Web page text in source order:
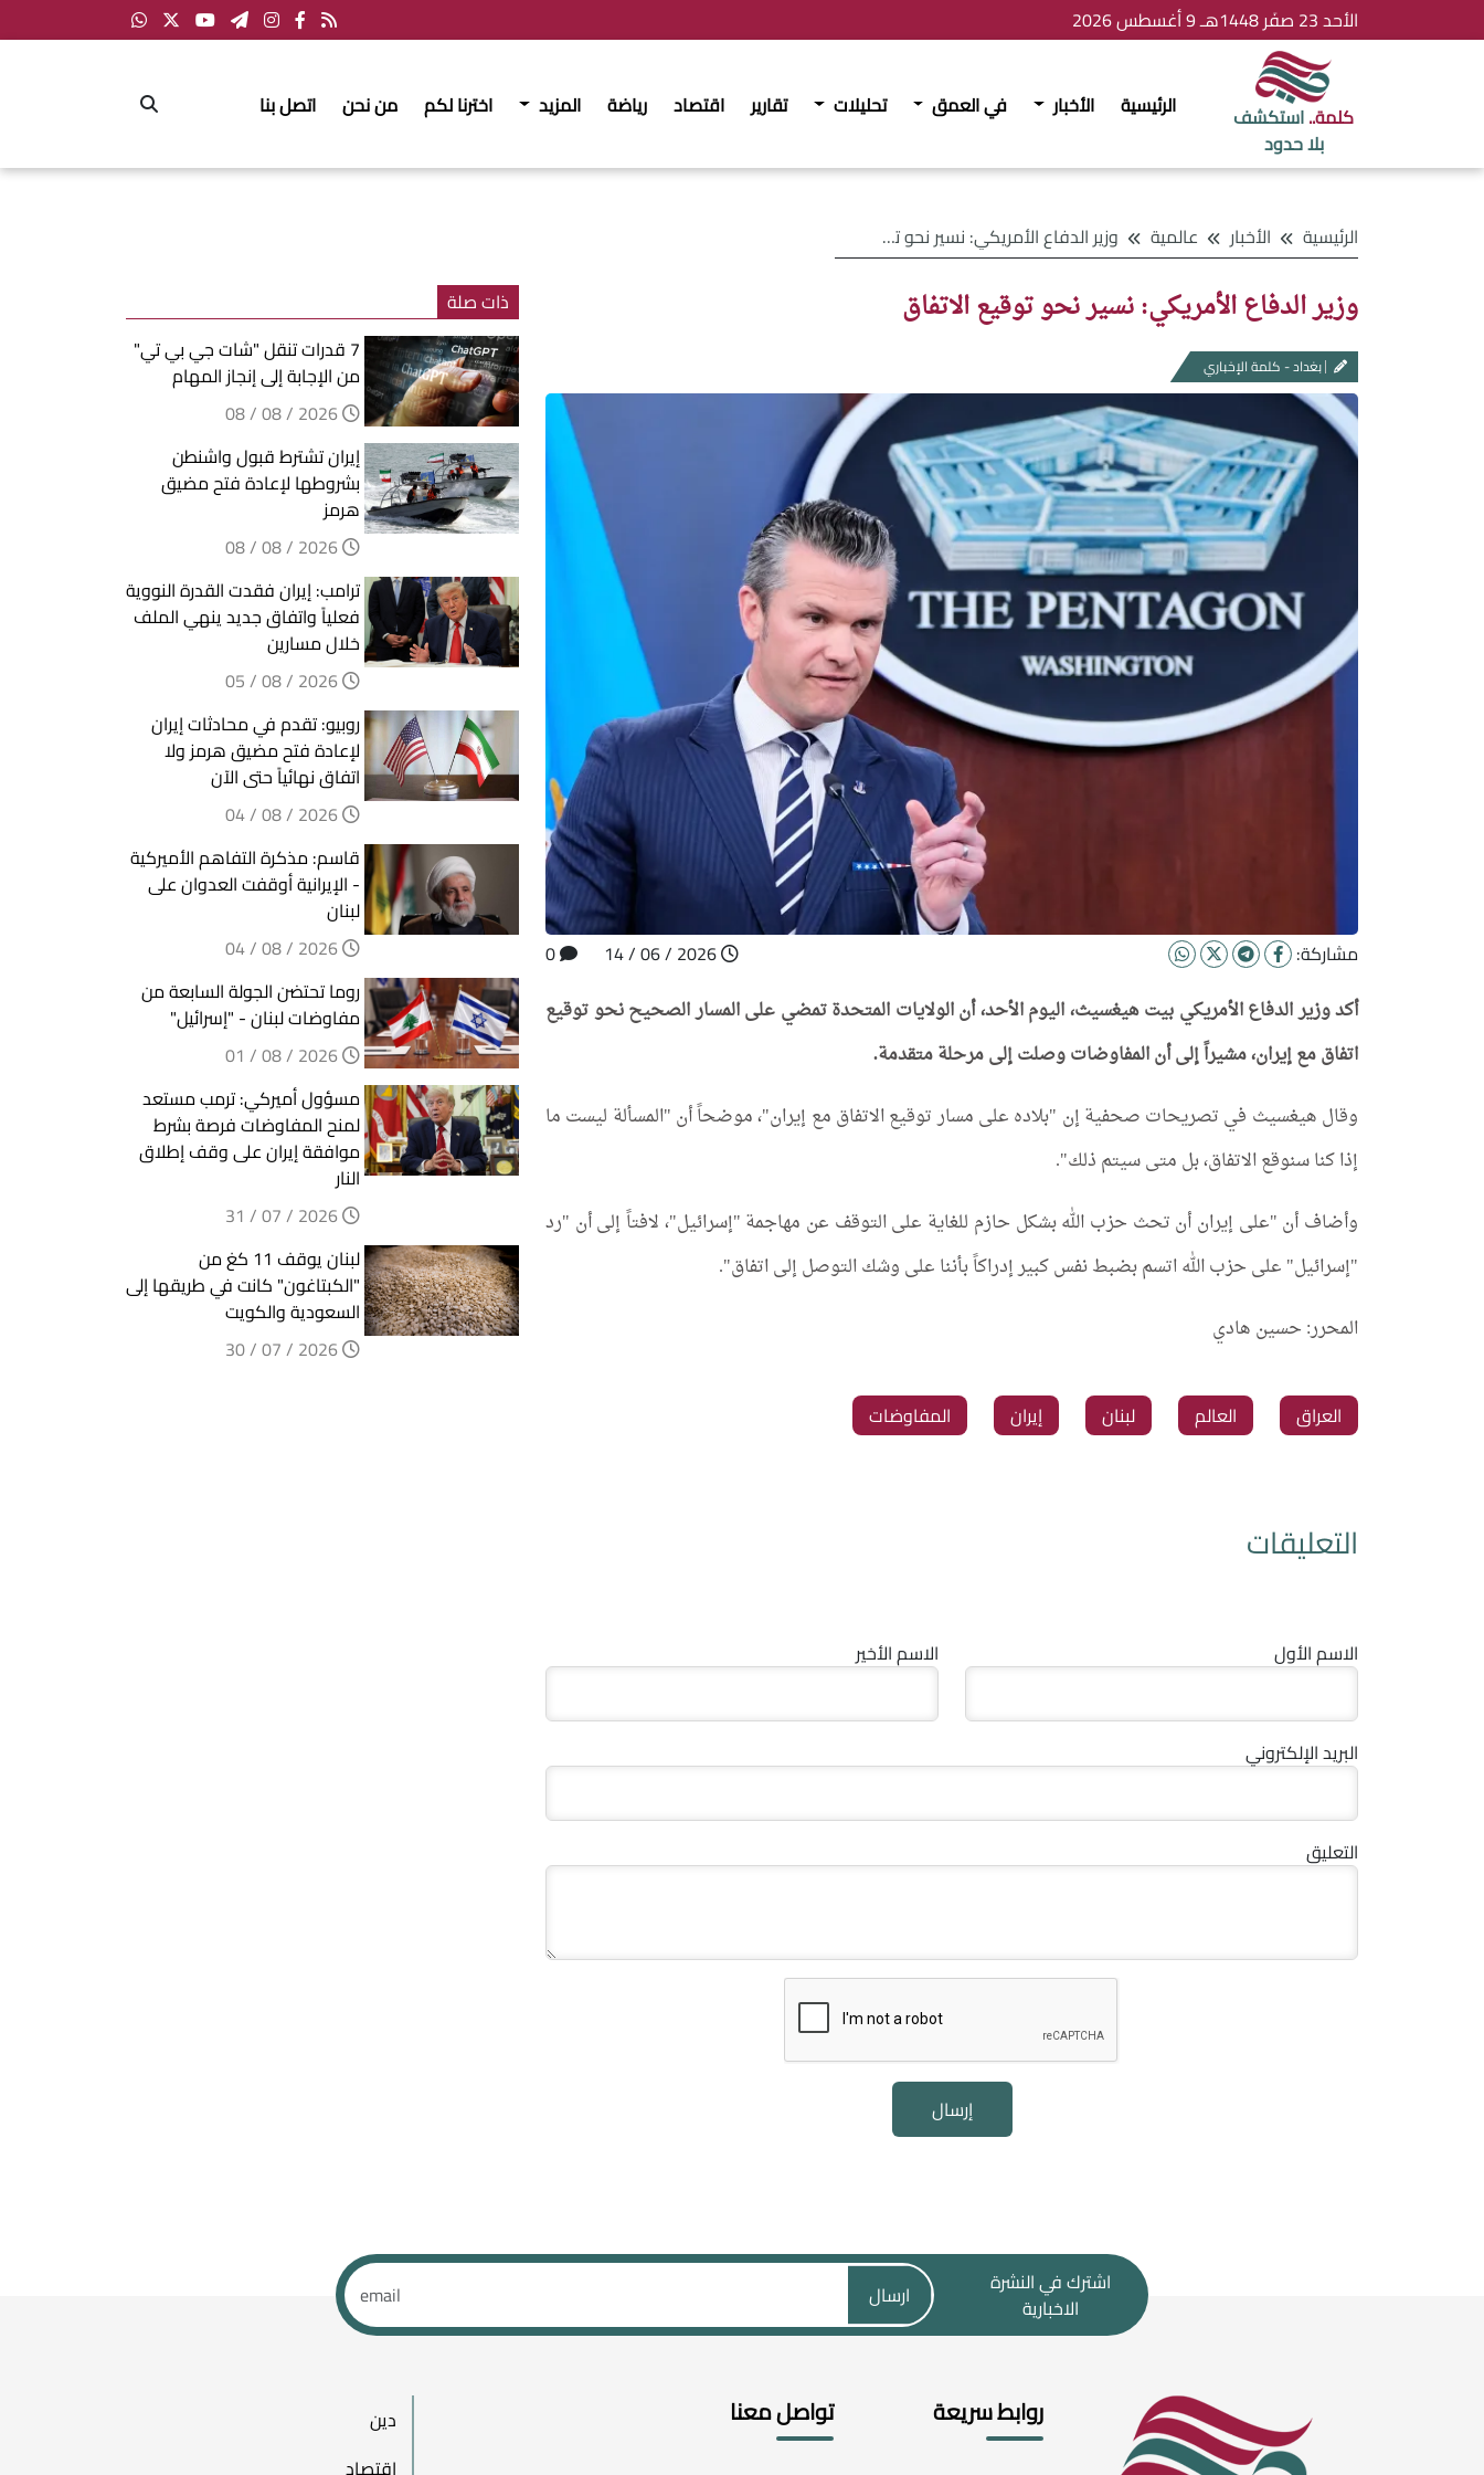
الأحد 23 صفَر 1448هـ 9 أغسطس 2026
كلمة..استكشف
بلا حدود
الرئيسية الأخبار في العمق تحليلات تقارير اقتصاد رياضة المزيد اخترنا لكم من نحن اتصل بنا
الرئيسية الأخبار عالمية وزير الدفاع الأمريكي: نسير نحو توقيع الاتفاق
وزير الدفاع الأمريكي: نسير نحو توقيع الاتفاق
بغداد - كلمة الإخباري
مشاركة:
أكد وزير الدفاع الأمريكي بيت هيغسيث، اليوم الأحد، أن الولايات المتحدة تمضي على المسار الصحيح نحو توقيع
اتفاق مع إيران، مشيراً إلى أن المفاوضات وصلت إلى مرحلة متقدمة.
وقال هيغسيث في تصريحات صحفية إن "بلاده على مسار توقيع الاتفاق مع إيران"، موضحاً أن "المسألة ليست ما
إذا كنا سنوقع الاتفاق، بل متى سيتم ذلك".
وأضاف أن "على إيران أن تحث حزب الله بشكل حازم للغاية على التوقف عن مهاجمة "إسرائيل"، لافتاً إلى أن "رد
"إسرائيل" على حزب الله اتسم بضبط نفس كبير إدراكاً بأننا على وشك التوصل إلى اتفاق".
المحرر: حسين هادي
العراق العالم لبنان إيران المفاوضات
التعليقات
الاسم الأول الاسم الأخير
البريد الإلكتروني
التعليق
إرسال
ذات صلة
7 قدرات تنقل "شات جي بي تي"
من الإجابة إلى إنجاز المهام
إيران تشترط قبول واشنطن
بشروطها لإعادة فتح مضيق
هرمز
ترامب: إيران فقدت القدرة النووية
فعلياً واتفاق جديد ينهي الملف
خلال مسارين
روبيو: تقدم في محادثات إيران
لإعادة فتح مضيق هرمز ولا
اتفاق نهائياً حتى الآن
قاسم: مذكرة التفاهم الأميركية
- الإيرانية أوقفت العدوان على
لبنان
روما تحتضن الجولة السابعة من
مفاوضات لبنان - "إسرائيل"
مسؤول أميركي: ترمب مستعد
لمنح المفاوضات فرصة بشرط
موافقة إيران على وقف إطلاق
النار
لبنان يوقف 11 كغ من
"الكبتاغون" كانت في طريقها إلى
السعودية والكويت
اشترك في النشرة
الاخبارية
ارسال
روابط سريعة تواصل معنا
دين